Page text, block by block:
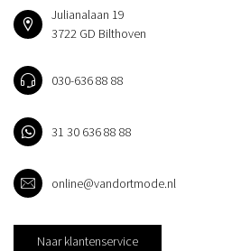
Julianalaan 19
3722 GD Bilthoven
030-636 88 88
31 30 636 88 88
online@vandortmode.nl
Naar klantenservice